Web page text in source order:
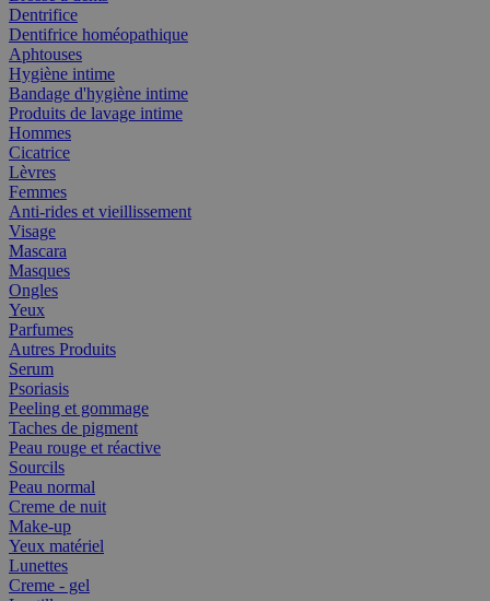
Dentrifice
Dentifrice homéopathique
Aphtouses
Hygiène intime
Bandage d'hygiène intime
Produits de lavage intime
Hommes
Cicatrice
Lèvres
Femmes
Anti-rides et vieillissement
Visage
Mascara
Masques
Ongles
Yeux
Parfumes
Autres Produits
Serum
Psoriasis
Peeling et gommage
Taches de pigment
Peau rouge et réactive
Sourcils
Peau normal
Creme de nuit
Make-up
Yeux matériel
Lunettes
Creme - gel